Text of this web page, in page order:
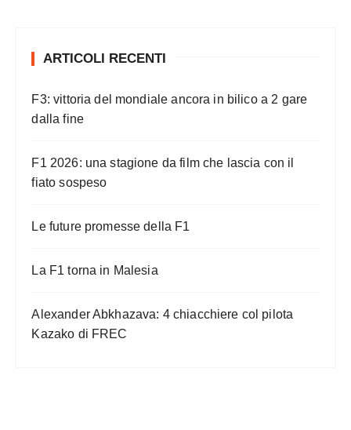
ARTICOLI RECENTI
F3: vittoria del mondiale ancora in bilico a 2 gare
dalla fine
F1 2026: una stagione da film che lascia con il
fiato sospeso
Le future promesse della F1
La F1 torna in Malesia
Alexander Abkhazava: 4 chiacchiere col pilota
Kazako di FREC